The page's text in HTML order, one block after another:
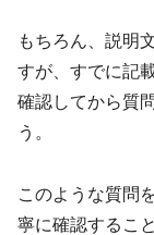
もちろん、説明
すが、すでに記
確認してから質
う。
このような質問
寧に確認するこ